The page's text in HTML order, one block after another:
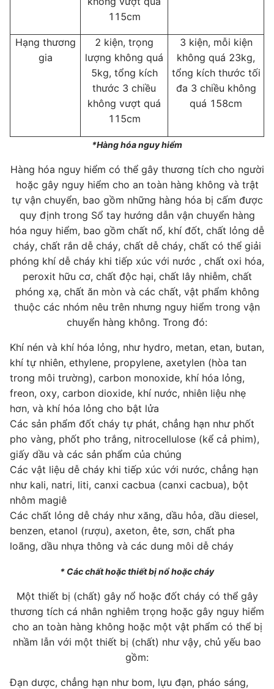
115cm
Hạng thương
gia
2 kiện, trọng
lượng không quá
5kg, tổng kích
thước 3 chiều
không vượt quá
115cm
3 kiện, mỗi kiện
không quá 23kg,
tổng kích thước tối
đa 3 chiều không
quá 158cm
*Hàng hóa nguy hiểm
Hàng hóa nguy hiểm có thể gây thương tích cho người
hoặc gây nguy hiểm cho an toàn hàng không và trật
tự vận chuyển, bao gồm những hàng hóa bị cấm được
quy định trong Sổ tay hướng dẫn vận chuyển hàng
hóa nguy hiểm, bao gồm chất nổ, khí đốt, chất lỏng dễ
cháy, chất rắn dễ cháy, chất dễ cháy, chất có thể giải
phóng khí dễ cháy khi tiếp xúc với nước , chất oxi hóa,
peroxit hữu cơ, chất độc hại, chất lây nhiễm, chất
phóng xạ, chất ăn mòn và các chất, vật phẩm không
thuộc các nhóm nêu trên nhưng nguy hiểm trong vận
chuyển hàng không. Trong đó:
Khí nén và khí hóa lỏng, như hydro, metan, etan, butan,
khí tự nhiên, ethylene, propylene, axetylen (hòa tan
trong môi trường), carbon monoxide, khí hóa lỏng,
freon, oxy, carbon dioxide, khí nước, nhiên liệu nhẹ
hơn, và khí hóa lỏng cho bật lửa
Các sản phẩm đốt cháy tự phát, chẳng hạn như phốt
pho vàng, phốt pho trắng, nitrocellulose (kể cả phim),
giấy dầu và các sản phẩm của chúng
Các vật liệu dễ cháy khi tiếp xúc với nước, chẳng hạn
như kali, natri, liti, canxi cacbua (canxi cacbua), bột
nhôm magiê
Các chất lỏng dễ cháy như xăng, dầu hỏa, dầu diesel,
benzen, etanol (rượu), axeton, ête, sơn, chất pha
loãng, dầu nhựa thông và các dung môi dễ cháy
* Các chất hoặc thiết bị nổ hoặc cháy
Một thiết bị (chất) gây nổ hoặc đốt cháy có thể gây
thương tích cá nhân nghiêm trọng hoặc gây nguy hiểm
cho an toàn hàng không hoặc một vật phẩm có thể bị
nhầm lẫn với một thiết bị (chất) như vậy, chủ yếu bao
gồm:
Đạn dược, chẳng hạn như bom, lựu đạn, pháo sáng,